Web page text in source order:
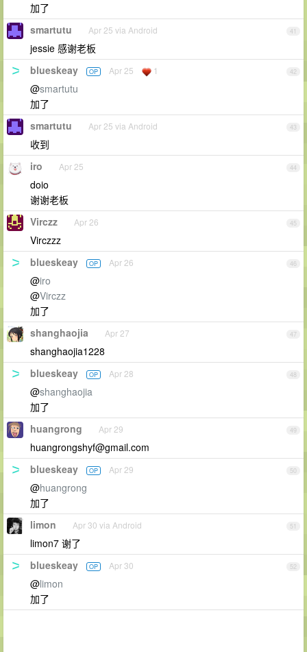
加了
41
smartutu Apr 25 via Android
jessie 感谢老板
42
blueskeay OP Apr 25 1
@smartutu
加了
43
smartutu Apr 25 via Android
收到
44
iro Apr 25
doio
谢谢老板
45
Virczz Apr 26
Virczzz
46
blueskeay OP Apr 26
@iro
@Virczz
加了
47
shanghaojia Apr 27
shanghaojia1228
48
blueskeay OP Apr 28
@shanghaojia
加了
49
huangrong Apr 29
huangrongshyf@gmail.com
50
blueskeay OP Apr 29
@huangrong
加了
51
limon Apr 30 via Android
limon7 谢了
52
blueskeay OP Apr 30
@limon
加了